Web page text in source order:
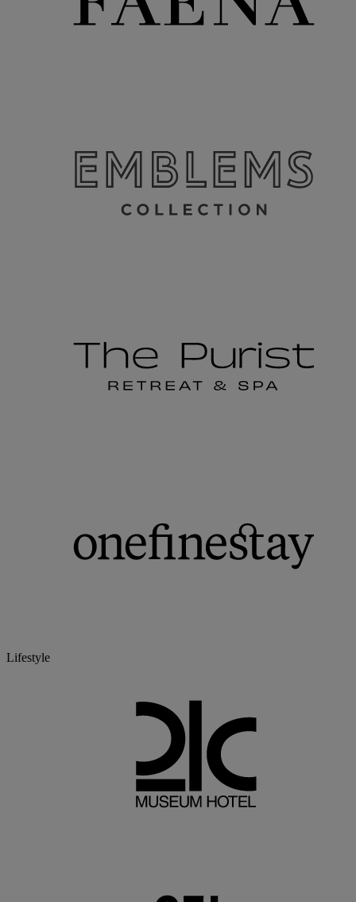
Lifestyle